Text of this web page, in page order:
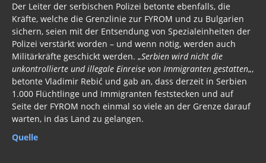
Der Leiter der serbischen Polizei betonte ebenfalls, die
Kräfte, welche die Grenzlinie zur FYROM und zu Bulgarien
sichern, seien mit der Entsendung von Spezialeinheiten der
Polizei verstärkt worden – und wenn nötig, werden auch
Militärkräfte geschickt werden. „Serbien wird nicht die
unkontrollierte und illegale Einreise von Immigranten gestatten„,
betonte Vladimir Rebić und gab an, dass derzeit in Serbien
1.000 Flüchtlinge und Immigranten feststecken und auf
Seite der FYROM noch einmal so viele an der Grenze darauf
warten, in das Land zu gelangen.
Quelle